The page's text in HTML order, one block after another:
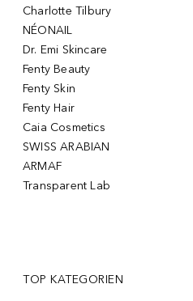
Charlotte Tilbury
NÉONAIL
Dr. Emi Skincare
Fenty Beauty
Fenty Skin
Fenty Hair
Caia Cosmetics
SWISS ARABIAN
ARMAF
Transparent Lab
TOP KATEGORIEN